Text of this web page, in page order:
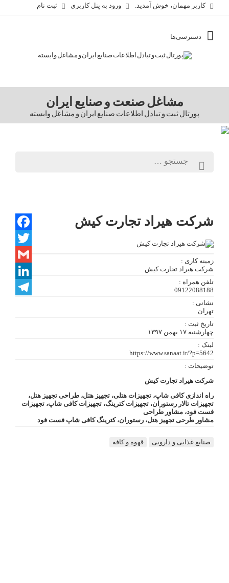
کاربر مهمان، خوش آمدید. ورود به پنل کاربری ثبت نام
مشاغل صنعت و صنایع ایران
پورتال ثبت و تبادل اطلاعات صنایع ایران و مشاغل وابسته
شرکت هیراد تجارت کیش
Facebook
Twitter
Gmail
LinkedIn
زمینه کاری :
شرکت هیراد تجارت کیش
تلفن همراه :
09122088188
نشانی :
تهران
تاریخ ثبت :
چهارشنبه ۱۷ بهمن ۱۳۹۷
لینک :
https://www.sanaat.ir/?p=5642
توضیحات :
شرکت هیراد تجارت کیش
راه اندازی کافی شاپ، تجهیزات هتلی، تجهیز هتل، طراحی تجهیز هتل،
تجهیزات تالار رستوران، تجهیزات کترینگ، تجهیزات کافی شاپ، تجهیزات
فست فود، مشاور طراحی
مشاور طرحی تجهیز هتل، رستوران، کترینگ کافی شاپ فست فود
صنایع غذایی و دارویی قهوه و کافه